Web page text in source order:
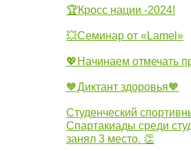
🏆Кросс нации -2024!
💥Семинар от «Lamel»
💖Начинаем отмечать
🧡Диктант здоровья🧡
Студенческий
Спартакиады среди
занял 3 место. 👏